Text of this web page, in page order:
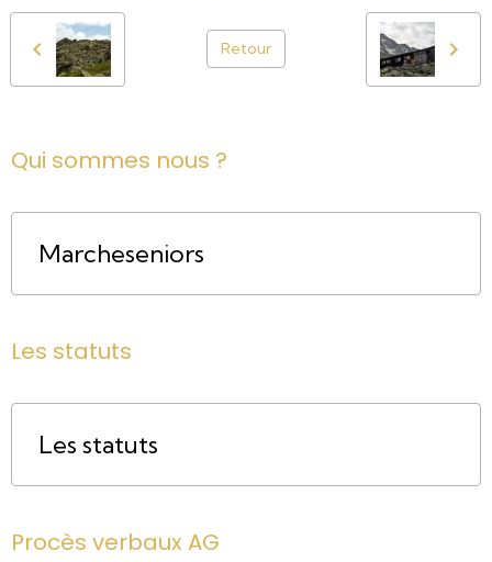
Retour
Qui sommes nous ?
Marcheseniors
Les statuts
Les statuts
Procès verbaux AG